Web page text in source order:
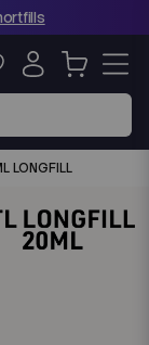
LONGFILL